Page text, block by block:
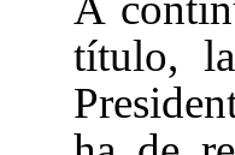
título,